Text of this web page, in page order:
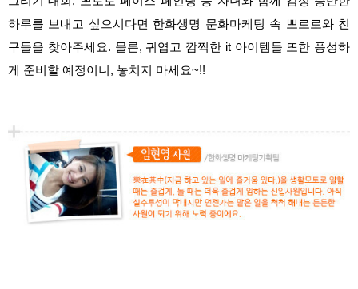
하루를 보내고 싶으시다면 한화생명 문화마케팅 속 뽀로로와 친
구들을 찾아주세요. 물론, 귀엽고 깜찍한 it 아이템들 또한 풍성하
게 준비할 예정이니, 놓치지 마세요~!!